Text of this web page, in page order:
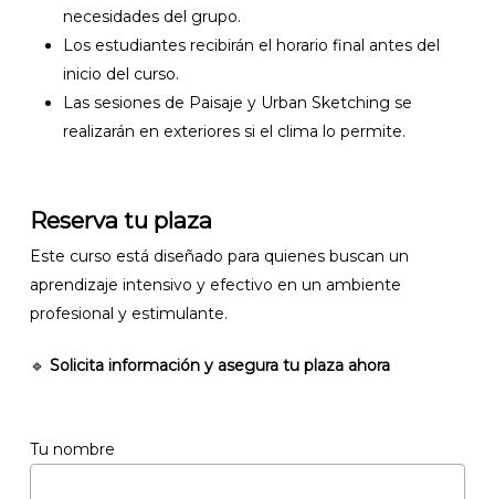
necesidades del grupo.
Los estudiantes recibirán el horario final antes del
inicio del curso.
Las sesiones de Paisaje y Urban Sketching se
realizarán en exteriores si el clima lo permite.
Reserva tu plaza
Este curso está diseñado para quienes buscan un
aprendizaje intensivo y efectivo en un ambiente
profesional y estimulante.
🔹 Solicita información y asegura tu plaza ahora
Tu nombre